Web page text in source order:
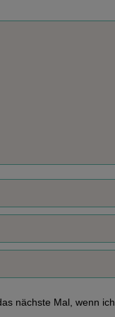
nächste Mal, wenn ich